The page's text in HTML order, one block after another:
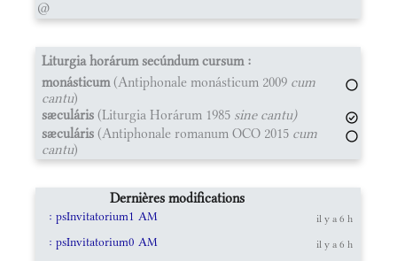
@
Liturgia horárum secúndum cursum :
monásticum(Antiphonale monásticum 2009 cum
cantu)
sæculáris (Liturgia Horárum 1985 sine cantu)
sæculáris (Antiphonale romanum OCO 2015 cum
cantu)
Dernières modifications
: psInvitatorium1 AM il y a 6 h
: psInvitatorium0 AM il y a 6 h